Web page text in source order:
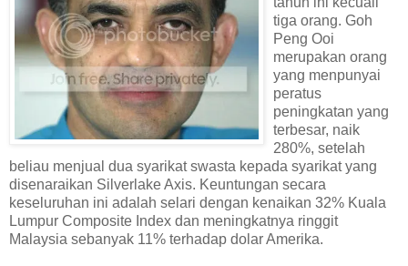
tiga orang. Goh
Peng Ooi
merupakan orang
yang menpunyai
peratus
peningkatan yang
terbesar, naik
280%, setelah
beliau menjual dua syarikat swasta kepada syarikat yang
disenaraikan Silverlake Axis. Keuntungan secara
keseluruhan ini adalah selari dengan kenaikan 32% Kuala
Lumpur Composite Index dan meningkatnya ringgit
Malaysia sebanyak 11% terhadap dolar Amerika.